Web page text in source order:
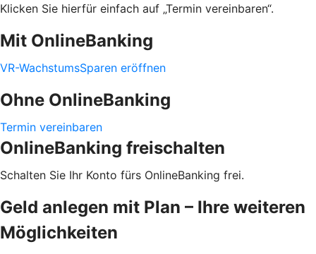
Klicken Sie hierfür einfach auf „Termin vereinbaren“.
Mit OnlineBanking
VR-WachstumsSparen eröffnen
Ohne OnlineBanking
Termin vereinbaren
OnlineBanking freischalten
Schalten Sie Ihr Konto fürs OnlineBanking frei.
Geld anlegen mit Plan – Ihre weiteren
Möglichkeiten